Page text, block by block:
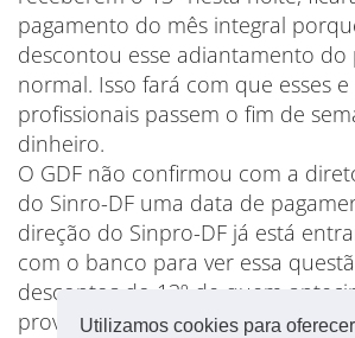
Utilizamos cookies para
pagamento do mês integral
descontou esse adiantamento do
normal. Isso fará com que esses e
profissionais passem o fim de
dinheiro.
O GDF não confirmou com a
do Sinro-DF uma data de
direção do Sinpro-DF já está
com o banco para ver essa
descontos do 13º de quem
provavelmente, como nos outros